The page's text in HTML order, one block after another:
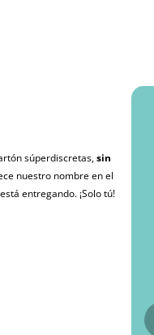
súperdiscretas,sin
nuestro nombre en el
entregando. ¡Solo tú!